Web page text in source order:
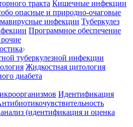
тракта Кишечные инфекции
опасные и природно-очаговые
инфекции Туберкулез
Программное обеспечение
туберкулезной инфекции
Жидкостная цитология
диабета
Идентификация
(идентификация и оценка